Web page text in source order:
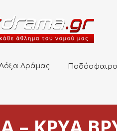
Δράμας Ποδόσφαιρο